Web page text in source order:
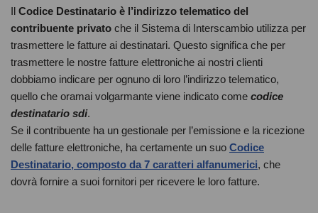
Il Codice Destinatario è l’indirizzo telematico del
contribuente privato che il Sistema di Interscambio utilizza per
trasmettere le fatture ai destinatari. Questo significa che per
trasmettere le nostre fatture elettroniche ai nostri clienti
dobbiamo indicare per ognuno di loro l’indirizzo telematico,
quello che oramai volgarmante viene indicato come codice
destinatario sdi.
Se il contribuente ha un gestionale per l’emissione e la ricezione
delle fatture elettroniche, ha certamente un suo Codice
Destinatario, composto da 7 caratteri alfanumerici, che
dovrà fornire a suoi fornitori per ricevere le loro fatture.